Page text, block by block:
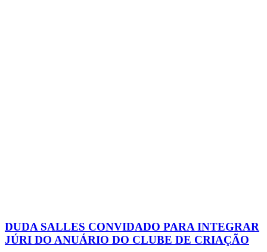
DUDA SALLES CONVIDADO PARA INTEGRAR
JÚRI DO ANUÁRIO DO CLUBE DE CRIAÇÃO